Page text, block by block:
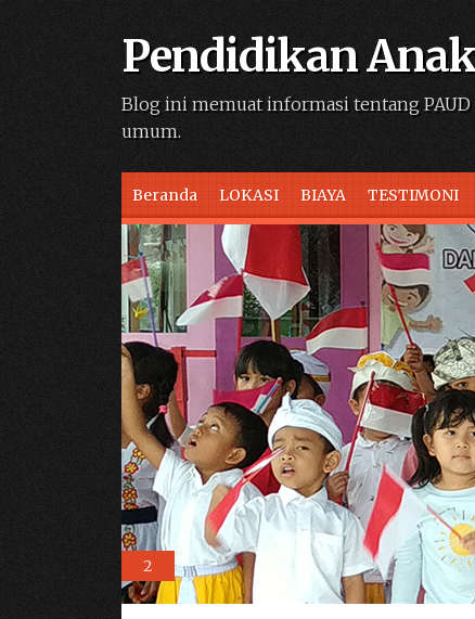
Pendidikan
Blog ini memuat informasi tentang
umum.
Skip to content
Beranda LOKASI BIAYA TESTIMONI
2